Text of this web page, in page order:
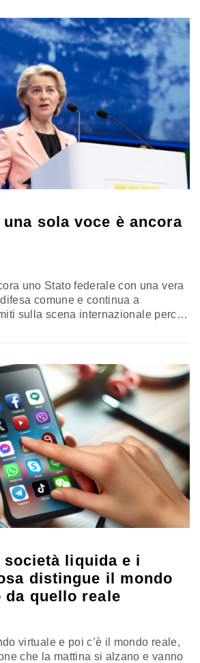
sola voce è ancora
uno Stato federale con una vera
comune e continua a
sulla scena internazionale perché
non c’è
liquida e i
distingue il mondo
da quello reale
virtuale e poi c’è il mondo reale,
che la mattina si alzano e vanno